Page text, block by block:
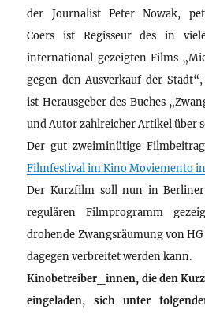
der Journalist Peter Nowak,
Coers ist Regisseur des in
international gezeigten Films
gegen den Ausverkauf der
ist Herausgeber des Buches
und Autor zahlreicher Artikel über
Der gut zweiminütige
Filmfestival im Kino Moviemento
Der Kurzfilm soll nun in
regulären Filmprogramm
drohende Zwangsräumung von
dagegen verbreitet werden kann.
Kinobetreiber_innen, die den
eingeladen, sich unter